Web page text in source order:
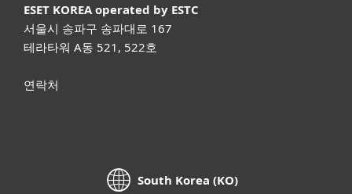
ESET KOREA operated by ESTC
서울시 송파구 송파대로 167
테라타워 A동 521, 522호
연락처
South Korea (KO)